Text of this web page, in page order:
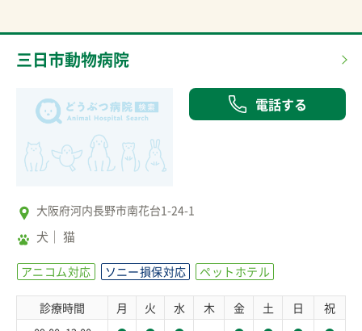
三日市動物病院
電話する
大阪府河内長野市南花台1-24-1
犬 猫
アニコム対応 ソニー損保対応 ペットホテル
診療時間 月 火 水 木 金 土 日 祝